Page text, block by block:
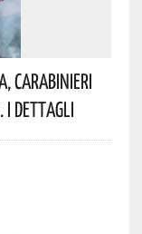
Carabinieri
I Dettagli